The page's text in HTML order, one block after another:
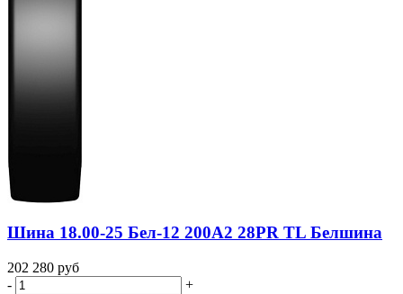
Шина 18.00-25 Бел-12 200A2 28PR TL Белшина
202 280 руб
-
+